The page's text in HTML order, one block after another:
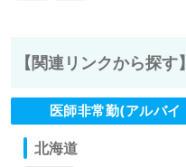
【関連リンクから探す】
医師非常勤(アルバ
北海道